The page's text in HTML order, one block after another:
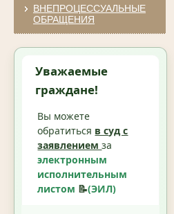
ВНЕПРОЦЕССУАЛЬНЫЕ
ОБРАЩЕНИЯ
Уважаемые
граждане!
Вы можете
обратиться в суд с
заявлениемза
электронным
исполнительным
листом 📝(ЭИЛ)